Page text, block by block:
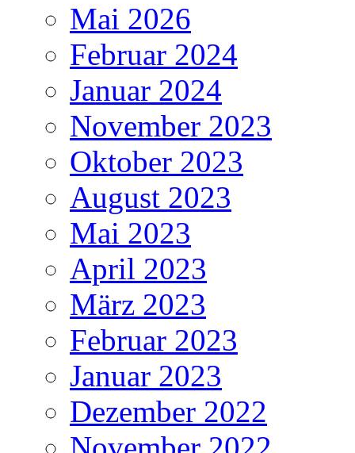
Mai 2026
Februar 2024
Januar 2024
November 2023
Oktober 2023
August 2023
Mai 2023
April 2023
März 2023
Februar 2023
Januar 2023
Dezember 2022